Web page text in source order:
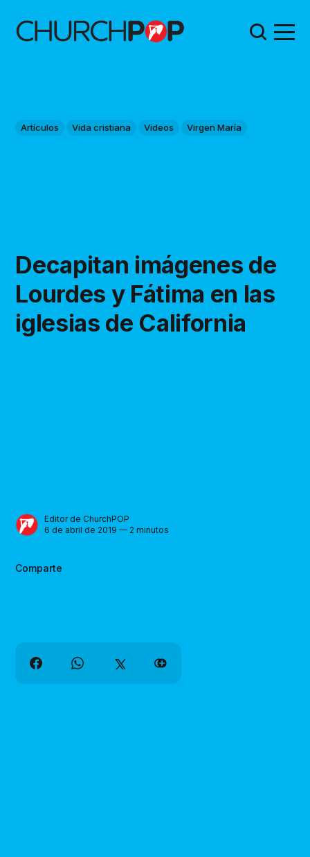
Artículos Vida cristiana Videos Virgen María
Decapitan imágenes de
Lourdes y Fátima en las
iglesias de California
Editor de ChurchPOP
6 de abril de 2019 — 2 minutos
Comparte